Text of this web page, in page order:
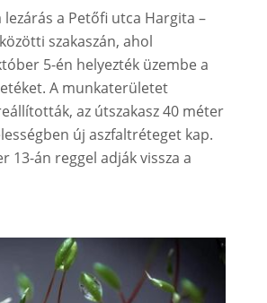
lezárás a Petőfi utca Hargita –
szakaszán, ahol
5-én helyezték üzembe a
A munkaterületet
az útszakasz 40 méter
új aszfaltréteget kap.
13-án reggel adják vissza a